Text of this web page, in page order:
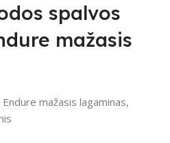
spalvos
mažasis
mažasis lagaminas,